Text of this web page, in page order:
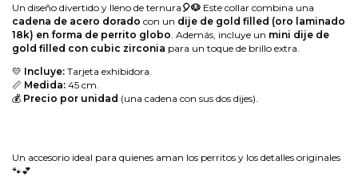
Un diseño divertido y lleno de ternura 🎈🐶 Este collar combina una
cadena de acero dorado con un dije de gold filled (oro laminado
18k) en forma de perrito globo . Además, incluye un mini dije de
gold filled con cubic zirconia para un toque de brillo extra.
💛 Incluye: Tarjeta exhibidora.
📏 Medida: 45 cm.
💰 Precio por unidad (una cadena con sus dos dijes).
Un accesorio ideal para quienes aman los perritos y los detalles originales
🐾💕